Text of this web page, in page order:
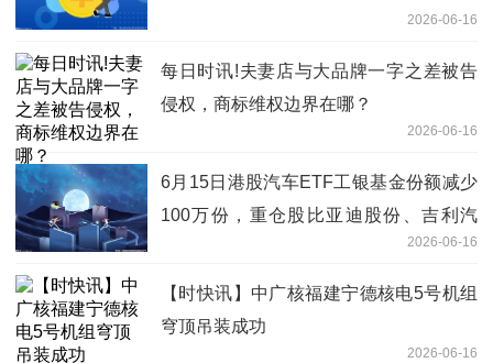
2026-06-16
每日时讯!夫妻店与大品牌一字之差被告
侵权，商标维权边界在哪？
2026-06-16
6月15日港股汽车ETF工银基金份额减少
100万份，重仓股比亚迪股份、吉利汽
2026-06-16
【时快讯】中广核福建宁德核电5号机组
穹顶吊装成功
2026-06-16